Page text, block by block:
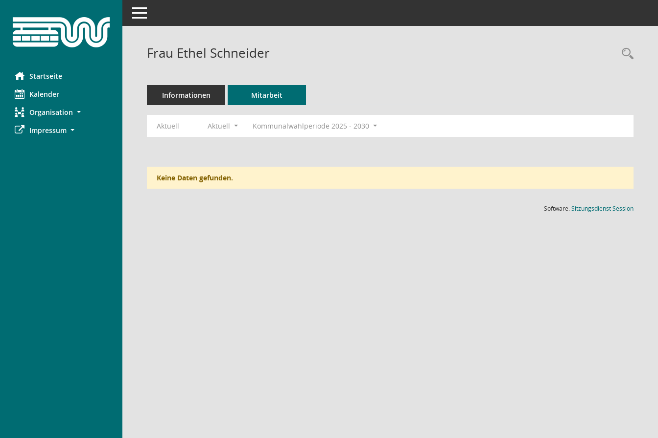
Startseite
Kalender
Organisation
Impressum
Toggle navigation
Frau Ethel Schneider
Informationen Mitarbeit
Aktuell Aktuell Kommunalwahlperiode 2025 - 2030
Keine Daten gefunden.
Software:SitzungsdienstSession(Wird in